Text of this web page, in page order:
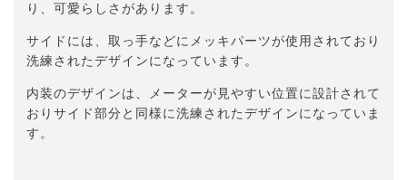
り、可愛らしさがあります。
サイドには、取っ手などにメッキパーツが使用されており
洗練されたデザインになっています。
内装のデザインは、メーターが見やすい位置に設計されて
おりサイド部分と同様に洗練されたデザインになっていま
す。